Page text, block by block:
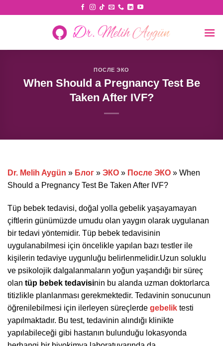
ПОСЛЕ ЭКО
When Should a Pregnancy Test Be
Taken After IVF?
Dr. Melih Aygün » Блог » ЭКО » После ЭКО » When
Should a Pregnancy Test Be Taken After IVF?
Tüp bebek tedavisi, doğal yolla gebelik yaşayamayan
çiftlerin günümüzde umudu olan yaygın olarak uygulanan
bir tedavi yöntemidir. Tüp bebek tedavisinin
uygulanabilmesi için öncelikle yapılan bazı testler ile
kişilerin tedaviye uygunluğu belirlenmelidir.Uzun soluklu
ve psikolojik dalgalanmaların yoğun yaşandığı bir süreç
olan tüp bebek tedavisinin bu alanda uzman doktorlarca
titizlikle planlanması gerekmektedir. Tedavinin sonucunun
öğrenilebilmesi için ilerleyen süreçlerde gebelik testi
yapılmaktadır. Bu test, tedavinin alındığı klinikte
yapılabileceği gibi hastanın bulunduğu lokasyonda